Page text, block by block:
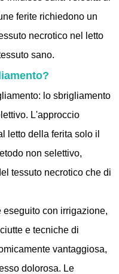
ferite richiedono un
necrotico nel letto
sano.
lo sbrigliamento
L'approccio
letto della ferita solo il
non selettivo,
tessuto necrotico che di
con irrigazione,
e tecniche di
vantaggiosa,
dolorosa. Le